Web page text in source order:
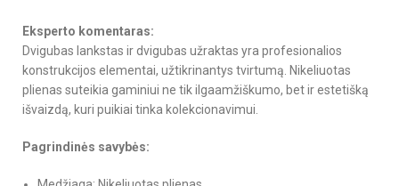
Eksperto komentaras:
Dvigubas lankstas ir dvigubas užraktas yra profesionalios
konstrukcijos elementai, užtikrinantys tvirtumą. Nikeliuotas
plienas suteikia gaminiui ne tik ilgaamžiškumo, bet ir estetišką
išvaizdą, kuri puikiai tinka kolekcionavimui.
Pagrindinės savybės: